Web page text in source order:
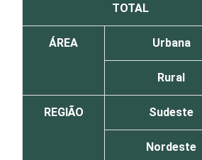
TOTAL
ÁREA Urbana
Rural
REGIÃO Sudeste
Nordeste